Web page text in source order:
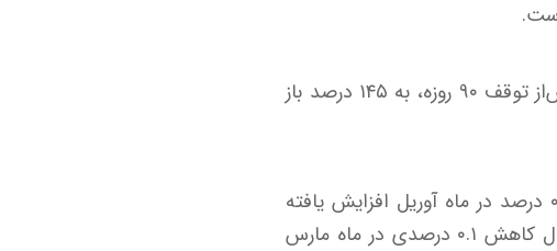
دونالد ترامپ رئیس‌جمهور آمریکا در روز دوشنبه گفت عوارض بر واردات از چین پس‌از توقف ۹۰ روزه، به ۱۴۵ درصد باز
دراین‌بین، وزارت کار آمریکا اعلام کرد شاخص قیمت مصرف‌کننده در این کشور ۰.۲ درصد در ماه آوریل افزایش یافته
است. این در حالیست که اقتصاددان‌های رویترز یک افزایش ۰.۳ درصدی را به‌دنبال کاهش ۰.۱ درصدی در ماه مارس